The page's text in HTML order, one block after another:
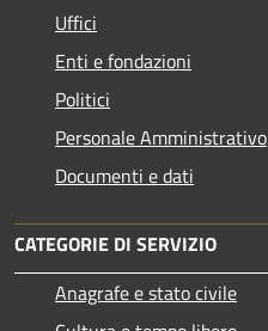
Uffici
Enti e fondazioni
Politici
Personale Amministrativo
Documenti e dati
CATEGORIE DI SERVIZIO
Anagrafe e stato civile